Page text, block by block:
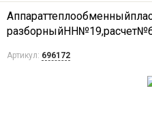
Артикул: 696172